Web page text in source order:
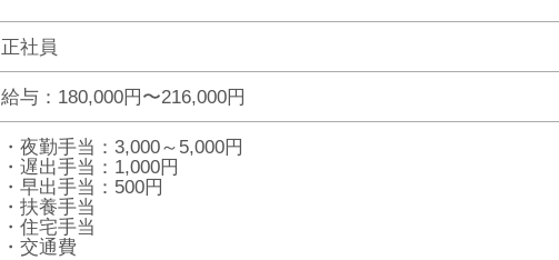
正社員
給与：180,000円〜216,000円
・夜勤手当：3,000～5,000円
・遅出手当：1,000円
・早出手当：500円
・扶養手当
・住宅手当
・交通費